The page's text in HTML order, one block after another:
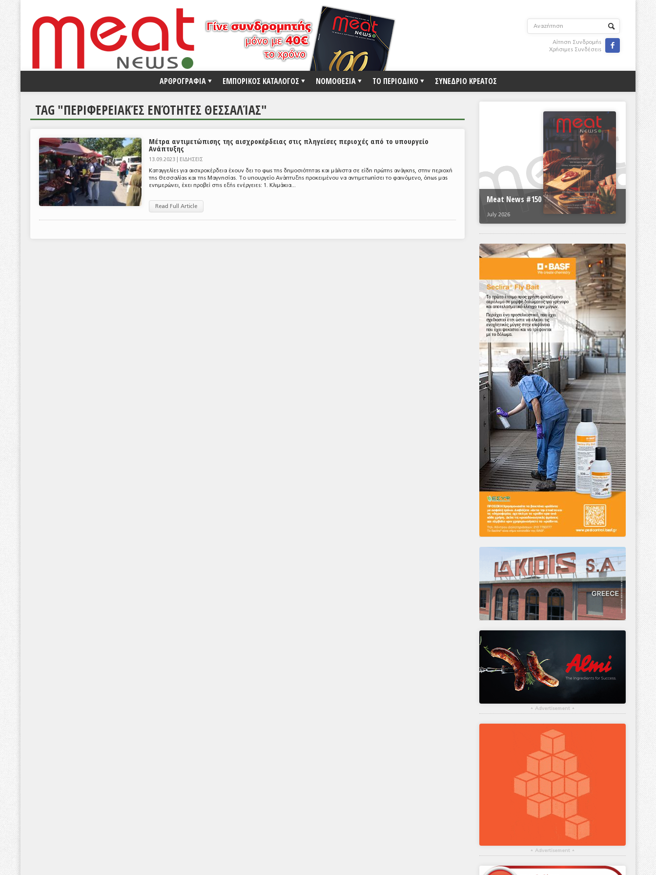
Αίτηση Συνδρομής
Χρήσιμες Συνδέσεις

ΑΡΘΡΟΓΡΑΦΙΑ ΕΜΠΟΡΙΚΟΣ ΚΑΤΑΛΟΓΟΣ ΝΟΜΟΘΕΣΙΑ ΤΟ ΠΕΡΙΟΔΙΚΟ ΣΥΝΕΔΡΙΟ ΚΡΕΑΤΟΣ
TAG "ΠΕΡΙΦΕΡΕΙΑΚΈΣ ΕΝΌΤΗΤΕΣ ΘΕΣΣΑΛΊΑΣ"
Μέτρα αντιμετώπισης της αισχροκέρδειας στις πληγείσες περιοχές από το υπουργείο
Ανάπτυξης
13.09.2023 | ΕΙΔΗΣΕΙΣ
Καταγγελίες για αισχροκέρδεια έχουν δει το φως της δημοσιότητας και μάλιστα σε είδη πρώτης ανάγκης, στην περιοχή
της Θεσσαλίας και της Μαγνησίας. Το υπουργείο Ανάπτυξης προκειμένου να αντιμετωπίσει το φαινόμενο, όπως μας
ενημερώνει, έχει προβεί στις εξής ενέργειες: 1. Κλιμάκια...
Read Full Article
Meat News #150
July 2026
▴ Advertisement ▴
▴ Advertisement ▴